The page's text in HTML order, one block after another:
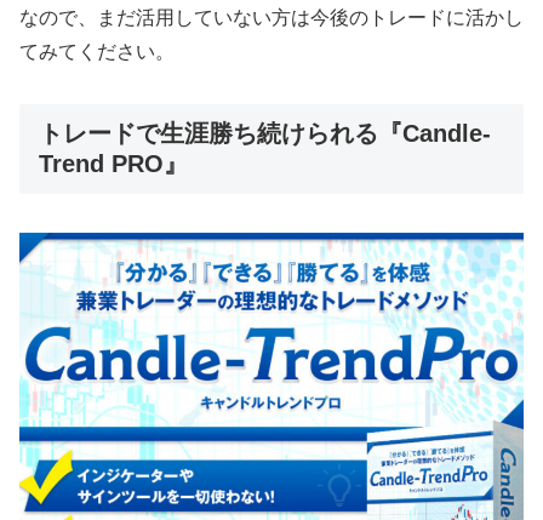
なので、まだ活用していない方は今後のトレードに活かし
てみてください。
トレードで生涯勝ち続けられる『Candle-
Trend PRO』